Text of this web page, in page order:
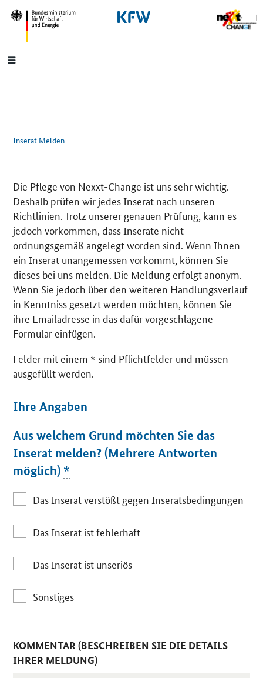
SrOnlyNavigation
Hauptmenü
Inserat Melden
Die Pflege von Nexxt-Change ist uns sehr wichtig.
Deshalb prüfen wir jedes Inserat nach unseren
Richtlinien. Trotz unserer genauen Prüfung, kann es
jedoch vorkommen, dass Inserate nicht
ordnungsgemäß angelegt worden sind. Wenn Ihnen
ein Inserat unangemessen vorkommt, können Sie
dieses bei uns melden. Die Meldung erfolgt anonym.
Wenn Sie jedoch über den weiteren Handlungsverlauf
in Kenntniss gesetzt werden möchten, können Sie
ihre Emailadresse in das dafür vorgeschlagene
Formular einfügen.
Felder mit einem * sind Pflichtfelder und müssen
ausgefüllt werden.
Ihre Angaben
Aus welchem Grund möchten Sie das
Inserat melden? (Mehrere Antworten
möglich) *
Das Inserat verstößt gegen Inseratsbedingungen
Das Inserat ist fehlerhaft
Das Inserat ist unseriös
Sonstiges
KOMMENTAR (BESCHREIBEN SIE DIE DETAILS
IHRER MELDUNG)